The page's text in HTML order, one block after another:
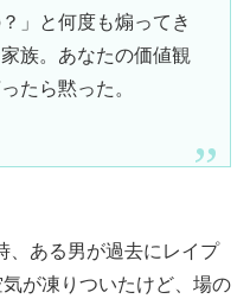
」と何度も煽ってき
族。あなたの価値観
たら黙った。
、ある男が過去にレイプ
が凍りついたけど、場の